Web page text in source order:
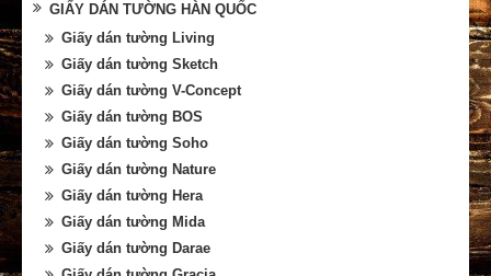
GIẤY DÁN TƯỜNG HÀN QUỐC
Giấy dán tường Living
Giấy dán tường Sketch
Giấy dán tường V-Concept
Giấy dán tường BOS
Giấy dán tường Soho
Giấy dán tường Nature
Giấy dán tường Hera
Giấy dán tường Mida
Giấy dán tường Darae